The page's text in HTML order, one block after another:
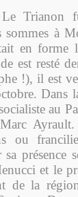
Trianon
à
en forme
est resté
!), il est
Dans
au
Ayrault.
ou
présence
et le
de la